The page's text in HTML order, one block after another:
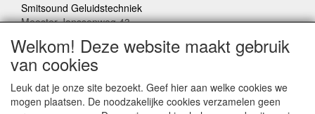
Smitsound Geluidstechniek
Meester Janssenweg 43
E-mail: info@smitsound.nl
Telefoon: +31-(0)6-22256322
Bestellingen binnen Nederland, ongeacht gewicht, verstuurd
Welkom! Deze website maakt gebruik
van cookies
Leuk dat je onze site bezoekt. Geef hier aan welke cookies we
mogen plaatsen. De noodzakelijke cookies verzamelen geen